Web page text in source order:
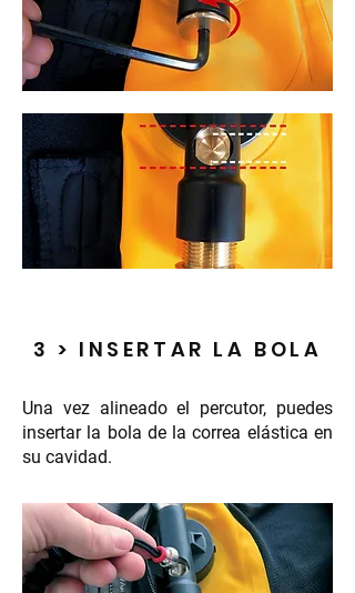
3 > INSERTAR LA BOLA
Una vez alineado el percutor, puedes
insertar la bola de la correa elástica en
su cavidad.